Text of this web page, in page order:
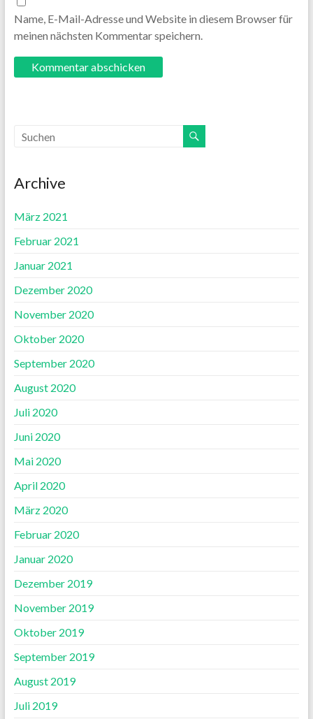
Name, E-Mail-Adresse und Website in diesem Browser für
meinen nächsten Kommentar speichern.
Archive
März 2021
Februar 2021
Januar 2021
Dezember 2020
November 2020
Oktober 2020
September 2020
August 2020
Juli 2020
Juni 2020
Mai 2020
April 2020
März 2020
Februar 2020
Januar 2020
Dezember 2019
November 2019
Oktober 2019
September 2019
August 2019
Juli 2019